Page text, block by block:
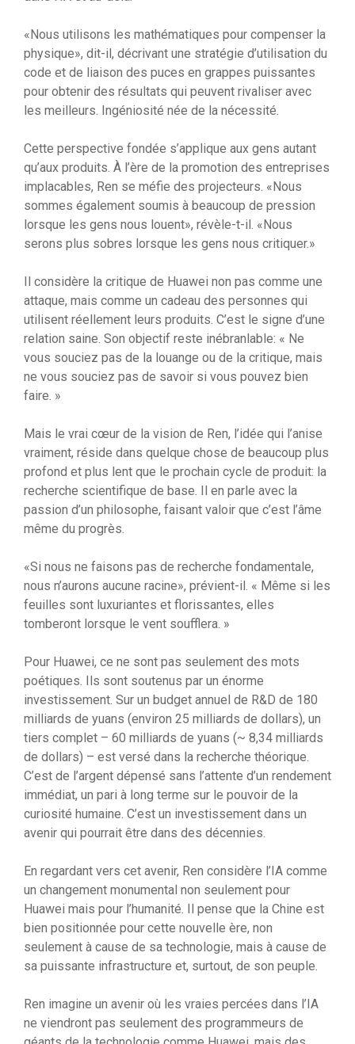
«Nous utilisons les mathématiques pour compenser la
physique», dit-il, décrivant une stratégie d’utilisation du
code et de liaison des puces en grappes puissantes
pour obtenir des résultats qui peuvent rivaliser avec
les meilleurs. Ingéniosité née de la nécessité.
Cette perspective fondée s’applique aux gens autant
qu’aux produits. À l’ère de la promotion des entreprises
implacables, Ren se méfie des projecteurs. «Nous
sommes également soumis à beaucoup de pression
lorsque les gens nous louent», révèle-t-il. «Nous
serons plus sobres lorsque les gens nous critiquer.»
Il considère la critique de Huawei non pas comme une
attaque, mais comme un cadeau des personnes qui
utilisent réellement leurs produits. C’est le signe d’une
relation saine. Son objectif reste inébranlable: « Ne
vous souciez pas de la louange ou de la critique, mais
ne vous souciez pas de savoir si vous pouvez bien
faire. »
Mais le vrai cœur de la vision de Ren, l’idée qui l’anise
vraiment, réside dans quelque chose de beaucoup plus
profond et plus lent que le prochain cycle de produit: la
recherche scientifique de base. Il en parle avec la
passion d’un philosophe, faisant valoir que c’est l’âme
même du progrès.
«Si nous ne faisons pas de recherche fondamentale,
nous n’aurons aucune racine», prévient-il. « Même si les
feuilles sont luxuriantes et florissantes, elles
tomberont lorsque le vent soufflera. »
Pour Huawei, ce ne sont pas seulement des mots
poétiques. Ils sont soutenus par un énorme
investissement. Sur un budget annuel de R&D de 180
milliards de yuans (environ 25 milliards de dollars), un
tiers complet – 60 milliards de yuans (~ 8,34 milliards
de dollars) – est versé dans la recherche théorique.
C’est de l’argent dépensé sans l’attente d’un rendement
immédiat, un pari à long terme sur le pouvoir de la
curiosité humaine. C’est un investissement dans un
avenir qui pourrait être dans des décennies.
En regardant vers cet avenir, Ren considère l’IA comme
un changement monumental non seulement pour
Huawei mais pour l’humanité. Il pense que la Chine est
bien positionnée pour cette nouvelle ère, non
seulement à cause de sa technologie, mais à cause de
sa puissante infrastructure et, surtout, de son peuple.
Ren imagine un avenir où les vraies percées dans l’IA
ne viendront pas seulement des programmeurs de